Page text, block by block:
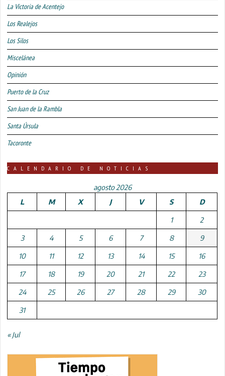
La Victoria de Acentejo
Los Realejos
Los Silos
Miscelánea
Opinión
Puerto de la Cruz
San Juan de la Rambla
Santa Úrsula
Tacoronte
CALENDARIO DE NOTICIAS
agosto 2026
L
M X J V S D
1 2
3 4 5 6 7 8 9
10 11 12 13 14 15 16
17 18 19 20 21 22 23
24 25 26 27 28 29 30
31
« Jul